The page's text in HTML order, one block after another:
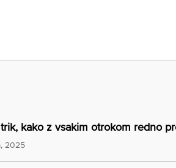
kako z vsakim otrokom redno
2025